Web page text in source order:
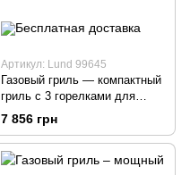
Артикул: Lund 99645
Газовый гриль — компактный
гриль с 3 горелками для
дачи, террасы и сада.
7 856 грн